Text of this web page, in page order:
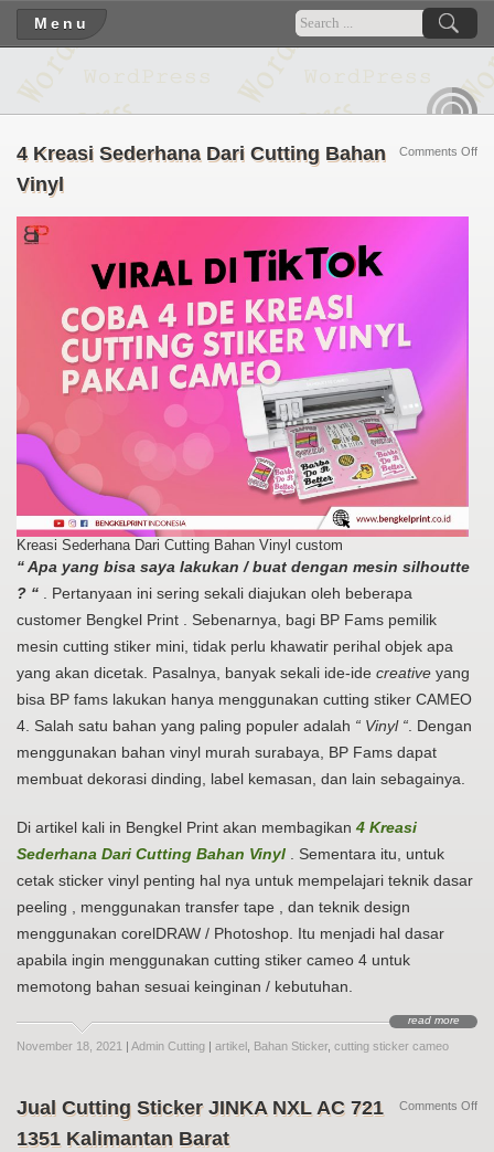
Menu
4 Kreasi Sederhana Dari Cutting Bahan
Vinyl
Kreasi Sederhana Dari Cutting Bahan Vinyl custom
“ Apa yang bisa saya lakukan / buat dengan mesin silhoutte
? “ . Pertanyaan ini sering sekali diajukan oleh beberapa
customer Bengkel Print . Sebenarnya, bagi BP Fams pemilik
mesin cutting stiker mini, tidak perlu khawatir perihal objek apa
yang akan dicetak. Pasalnya, banyak sekali ide-ide creative yang
bisa BP fams lakukan hanya menggunakan cutting stiker CAMEO
4. Salah satu bahan yang paling populer adalah “ Vinyl “ . Dengan
menggunakan bahan vinyl murah surabaya, BP Fams dapat
membuat dekorasi dinding, label kemasan, dan lain sebagainya.
Di artikel kali in Bengkel Print akan membagikan 4 Kreasi
Sederhana Dari Cutting Bahan Vinyl
. Sementara itu, untuk
cetak sticker vinyl penting hal nya untuk mempelajari teknik dasar
peeling , menggunakan transfer tape , dan teknik design
menggunakan corelDRAW / Photoshop. Itu menjadi hal dasar
apabila ingin menggunakan cutting stiker cameo 4 untuk
memotong bahan sesuai keinginan / kebutuhan.
read more
November 18, 2021 | Admin Cutting | artikel Bahan Sticker, cutting sticker cameo
Comments Offon
Jual Cutting Sticker JINKA NXL AC 721
1351 Kalimantan Barat
Comments Offon